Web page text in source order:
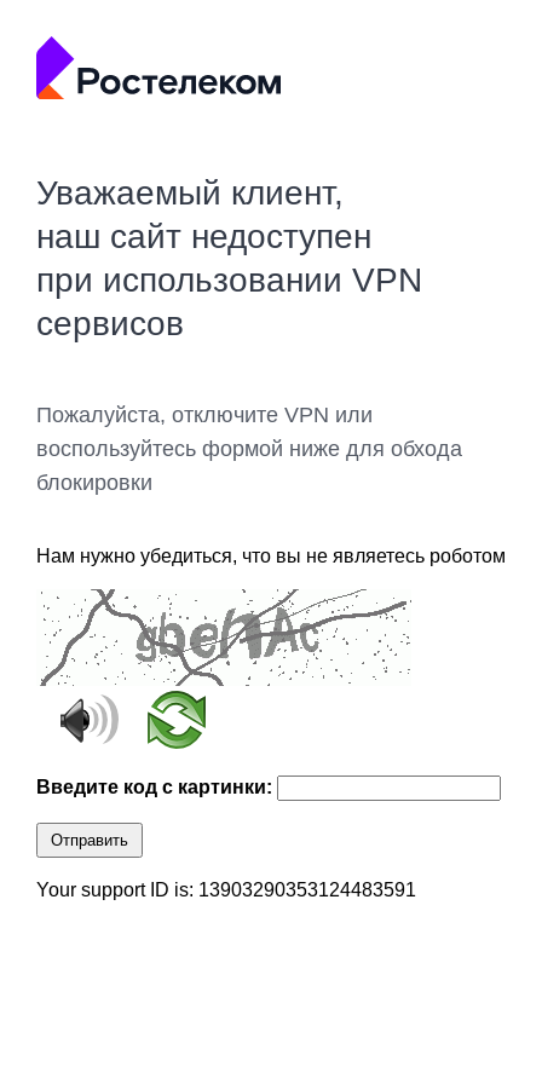
Уважаемый клиент,
наш сайт недоступен
при использовании VPN
сервисов
Пожалуйста, отключите VPN или
воспользуйтесь формой ниже для обхода
блокировки
Нам нужно убедиться, что вы не являетесь роботом
Введите код с картинки:
Отправить
Your support ID is: 13903290353124483591